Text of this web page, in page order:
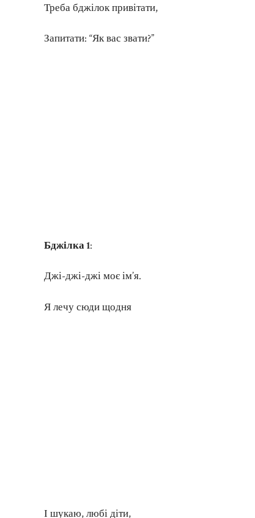
Треба бджілок привітати,
Запитати: “Як вас звати?”
Бджілка 1:
Джі-джі-джі моє ім’я.
Я лечу сюди щодня
І шукаю, любі діти,